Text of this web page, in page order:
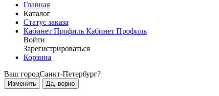
Главная
Каталог
Статус заказа
Кабинет Профиль Кабинет Профиль
Войти
Зарегистрироваться
Корзина
Ваш городСанкт-Петербург?
Изменить Да, верно